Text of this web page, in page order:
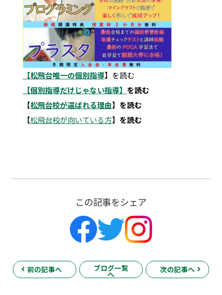
【松飛台唯一の個別指導】を読む
【個別指導だけじゃない指導】 を読む
【松飛台校が選ばれる理由】 を読む
【松飛台校が向いている方】 を読む
この記事をシェア
前の記事へ ブログ一覧
へ
次の記事へ